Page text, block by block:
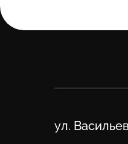
Адрес
ул.